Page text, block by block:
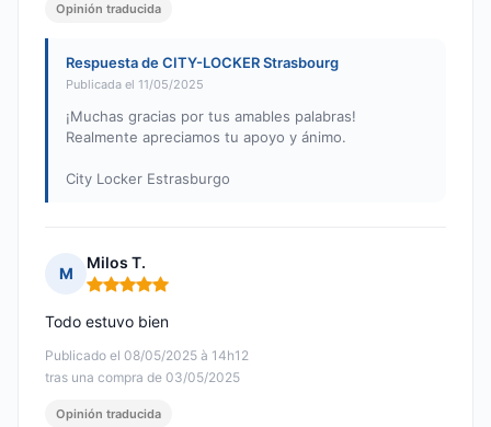
Opinión traducida
Respuesta de CITY-LOCKER Strasbourg
Publicada el 11/05/2025
¡Muchas gracias por tus amables palabras!
Realmente apreciamos tu apoyo y ánimo.
City Locker Estrasburgo
M
Milos T.
Nota: 5 de 5
Publicado el 08/05/2025 à 14h12
tras una compra de 03/05/2025
Todo estuvo bien
Opinión traducida